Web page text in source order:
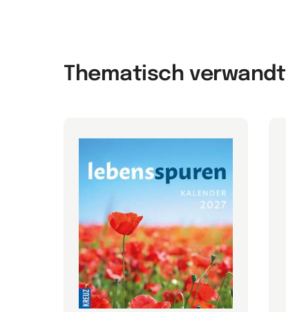
Thematisch verwandt